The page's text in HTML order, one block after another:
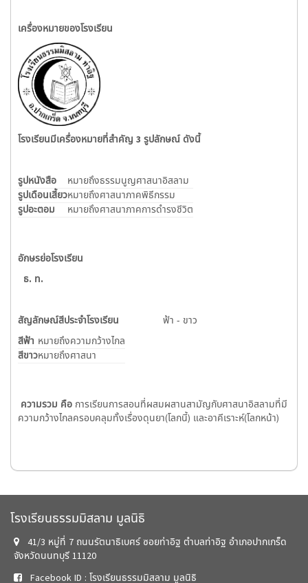
เครื่องหมายของโรงเรียน
โรงเรียนมีเครื่องหมายที่สำคัญ 3 รูปลักษณ์ ดังนี้
รูปหนังสือ หมายถึงธรรมนูญศาสนาอิสลาม
รูปเดือนเสี้ยวหมายถึงศาสนาภาคพิธีกรรม
รูปอะตอม
หมายถึงศาสนาภาคการดำรงชีวิต
อักษรย่อโรงเรียน
ธ. ท.
สัญลักษณ์สีประจำโรงเรียน ฟ้า - ขาว
สีฟ้า หมายถึงความกว้างไกล
สีขาวหมายถึงศาสนา
ความรวม คือ การเรียนการสอนที่ผสมผสานสามัญกับศาสนาอิสลามที่มี
ความกว้างไกลครอบคลุมทั้งเรื่องดุนยา(โลกนี้) และอาคีเราะห์(โลกหน้า)
โรงเรียนธรรมมิสลาม มูลนิธิ
41/3 หมู่ที่ 7 ถนนรัตนาธิเบศร์ ซอยท่าอิฐ ตำบลท่าอิฐ อำเภอปากเกร็ด
จังหวัดนนทบุรี 11120
Facebook ID : โรงเรียนธรรมมิสลาม มูลนิธิ